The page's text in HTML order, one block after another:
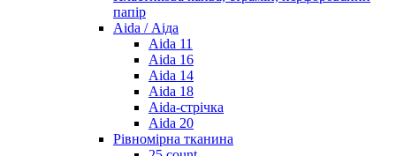
папір
Aida / Аіда
Aida 11
Aida 16
Aida 14
Aida 18
Aida-стрічка
Aida 20
Рівномірна тканина